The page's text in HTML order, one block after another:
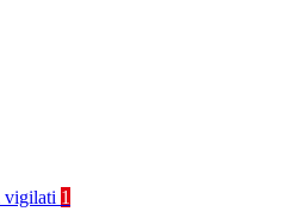
vigilati 1